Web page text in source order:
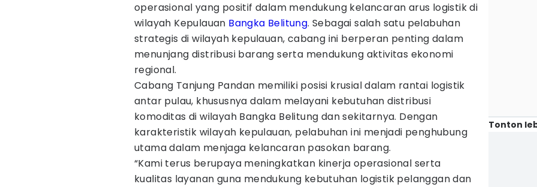
operasional yang positif dalam mendukung kelancaran arus logistik di
wilayah Kepulauan Bangka Belitung. Sebagai salah satu pelabuhan
strategis di wilayah kepulauan, cabang ini berperan penting dalam
menunjang distribusi barang serta mendukung aktivitas ekonomi
regional.
Cabang Tanjung Pandan memiliki posisi krusial dalam rantai logistik
antar pulau, khususnya dalam melayani kebutuhan distribusi
komoditas di wilayah Bangka Belitung dan sekitarnya. Dengan
karakteristik wilayah kepulauan, pelabuhan ini menjadi penghubung
utama dalam menjaga kelancaran pasokan barang.
“Kami terus berupaya meningkatkan kinerja operasional serta
kualitas layanan guna mendukung kebutuhan logistik pelanggan dan
Tonton